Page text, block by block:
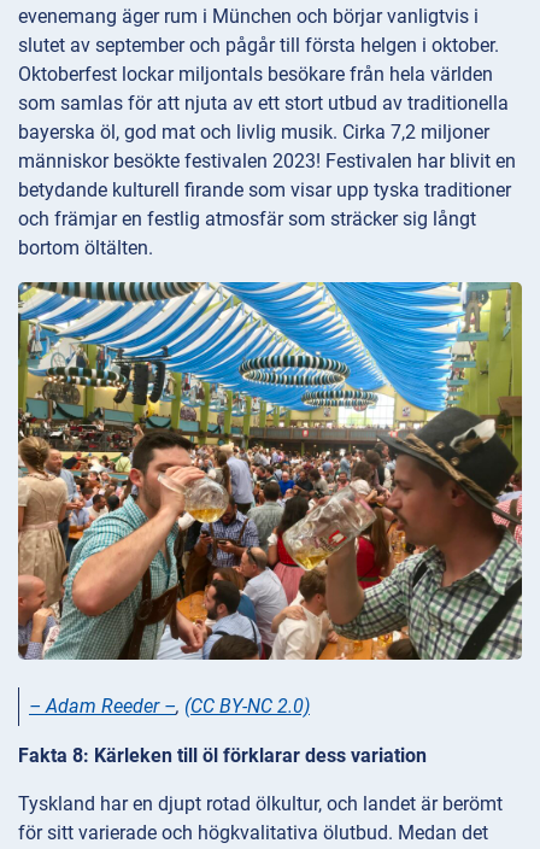
evenemang äger rum i München och börjar vanligtvis i
slutet av september och pågår till första helgen i oktober.
Oktoberfest lockar miljontals besökare från hela världen
som samlas för att njuta av ett stort utbud av traditionella
bayerska öl, god mat och livlig musik. Cirka 7,2 miljoner
människor besökte festivalen 2023! Festivalen har blivit en
betydande kulturell firande som visar upp tyska traditioner
och främjar en festlig atmosfär som sträcker sig långt
bortom öltälten.
– Adam Reeder –, (CC BY-NC 2.0)
Fakta 8: Kärleken till öl förklarar dess variation
Tyskland har en djupt rotad ölkultur, och landet är berömt
för sitt varierade och högkvalitativa ölutbud. Medan det